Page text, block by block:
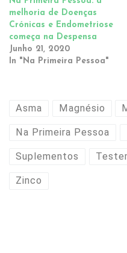
melhoria de Doenças
Crónicas e Endometriose
começa na Despensa
Junho 21, 2020
In "Na Primeira Pessoa"
Asma Magnésio
Na Primeira Pessoa
Suplementos
Zinco